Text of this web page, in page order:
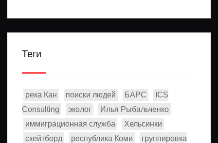
Теги
река Кан поиски людей БАРС
ICS
Consulting
эколог
Илья Рыбальченко
иммиграционная служба
Хельсинки
скейтборд
республика Коми
группировка